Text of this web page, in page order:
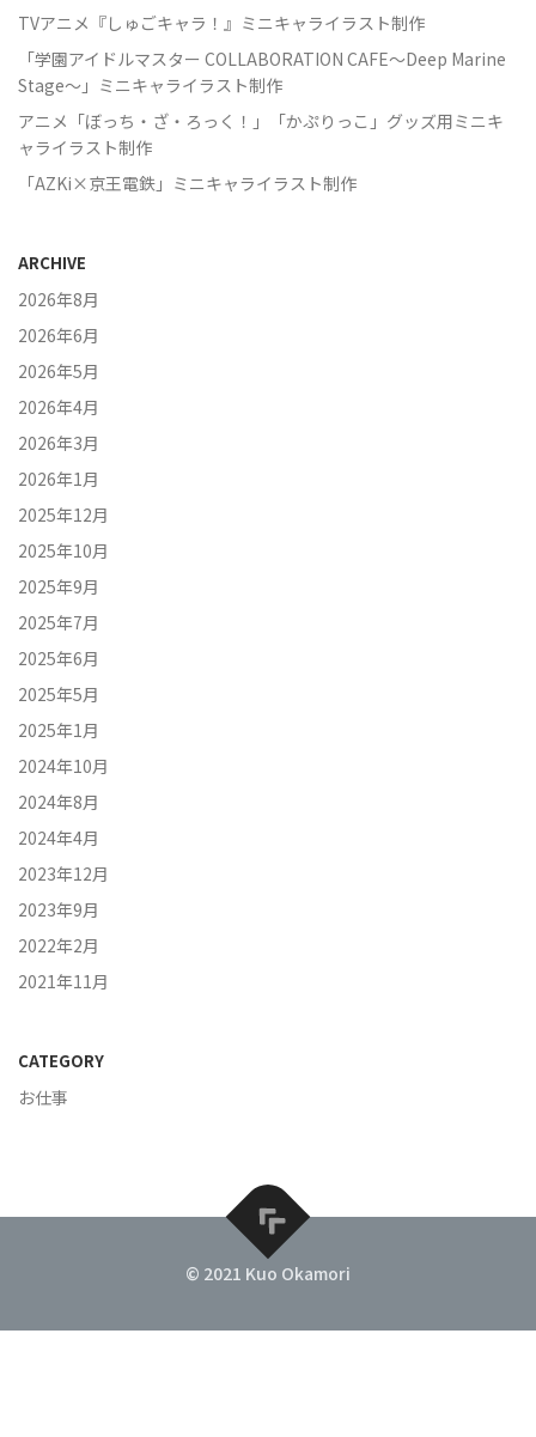
TVアニメ『しゅごキャラ！』ミニキャライラスト制作
「学園アイドルマスター COLLABORATION CAFE～Deep Marine
Stage～」ミニキャライラスト制作
アニメ「ぼっち・ざ・ろっく！」「かぷりっこ」グッズ用ミニキ
ャライラスト制作
「AZKi×京王電鉄」ミニキャライラスト制作
ARCHIVE
2026年8月
2026年6月
2026年5月
2026年4月
2026年3月
2026年1月
2025年12月
2025年10月
2025年9月
2025年7月
2025年6月
2025年5月
2025年1月
2024年10月
2024年8月
2024年4月
2023年12月
2023年9月
2022年2月
2021年11月
CATEGORY
お仕事
© 2021 Kuo Okamori